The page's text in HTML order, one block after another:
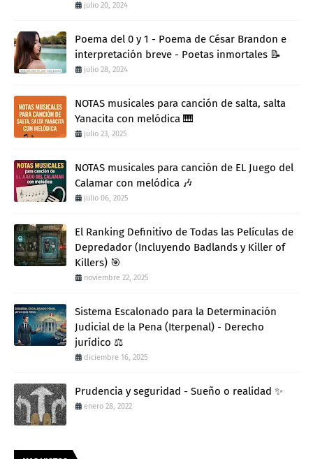
julio 20, 2024
Poema del 0 y 1 - Poema de César Brandon e
interpretación breve - Poetas inmortales 📝
julio 28, 2024
NOTAS musicales para canción de salta, salta
Yanacita con melódica 🎹
julio 23, 2025
NOTAS musicales para canción de EL Juego del
Calamar con melódica 🎶
julio 06, 2025
El Ranking Definitivo de Todas las Películas de
Depredador (Incluyendo Badlands y Killer of
Killers) 🎯
noviembre 22, 2025
Sistema Escalonado para la Determinación
Judicial de la Pena (Iterpenal) - Derecho
jurídico ⚖️
diciembre 16, 2025
Prudencia y seguridad - Sueño o realidad ✨
enero 28, 2022